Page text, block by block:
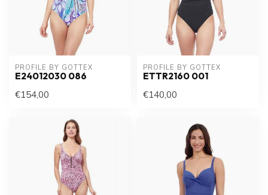
PROFILE BY GOTTEX
E24012030 086
€154,00
PROFILE BY GOTTEX
ETTR2160 001
€140,00